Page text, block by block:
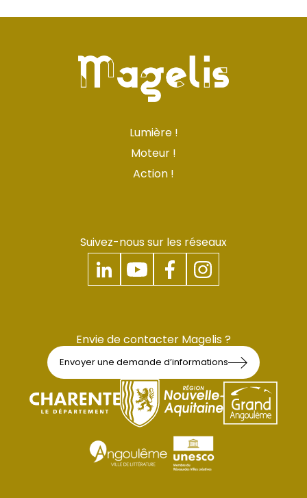
Lumière !
Moteur !
Action !
Suivez-nous sur les réseaux
Envie de contacter Magelis ?
Envoyer une demande d’informations